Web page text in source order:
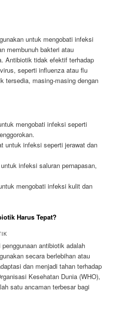
untuk mengobati infeksi
membunuh bakteri atau
Antibiotik tidak efektif terhadap
seperti influenza atau flu
tersedia, masing-masing dengan
mengobati infeksi seperti
untuk infeksi seperti jerawat dan
infeksi saluran pernapasan,
mengobati infeksi kulit dan
Harus Tepat?
antibiotik adalah
secara berlebihan atau
dan menjadi tahan terhadap
Kesehatan Dunia (WHO),
satu ancaman terbesar bagi